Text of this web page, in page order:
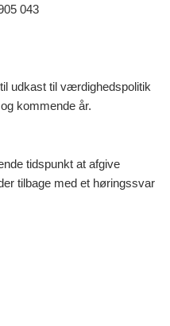
043
udkast til værdighedspolitik
kommende år.
tidspunkt at afgive
tilbage med et høringssvar